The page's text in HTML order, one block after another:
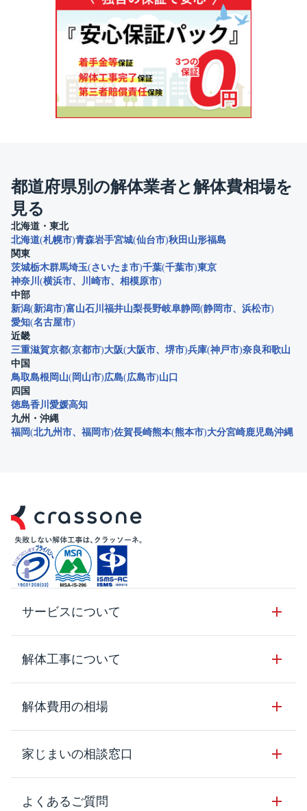
都道府県別の解体業者と解体費相場を
見る
北海道・東北
北海道 札幌市 青森岩手宮城 仙台市 秋田 山形福島
関東
茨城栃木群馬埼玉 さいたま市 千葉 千葉市 東京
神奈川
横浜市 川崎市
相模原市
中部
新潟 新潟市 富山石川 福井山梨長野岐阜静岡 静岡市
浜松市
愛知 名古屋市
近畿
三重滋賀京都 京都市 大阪 大阪市 堺市 兵庫 神戸市 奈良和歌山
中国
鳥取島根岡山 岡山市 広島 広島市 山口
四国
徳島香川 愛媛高知
九州・沖縄
福岡 北九州市 福岡市 佐賀長崎熊本 熊本市 大分宮崎鹿児島沖縄
サービスについて
サービスの流れ
サービスのメリット
クラッソーネの自治体連携
解体工事について
解体工事の基礎知識
解体工事に関わる法律
用語集
解体費用の相場
木造住宅の相場
鉄骨造住宅の相場
RC造住宅の相場
家じまいの相談窓口
家じまいの相談窓口
よくあるご質問